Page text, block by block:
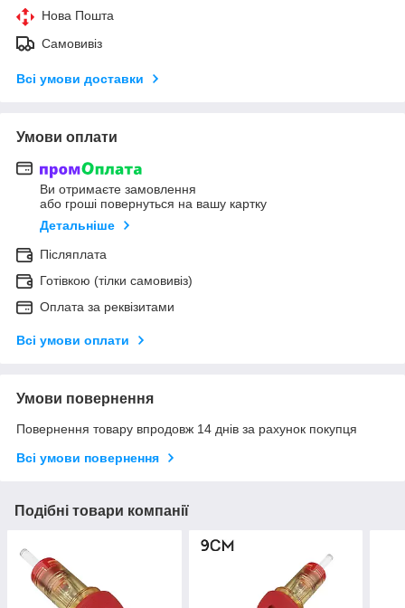
Нова Пошта
Самовивіз
Всі умови доставки
Умови оплати
Ви отримаєте замовлення
або гроші повернуться на вашу картку
Детальніше
Післяплата
Готівкою (тілки самовивіз)
Оплата за реквізитами
Всі умови оплати
Умови повернення
Повернення товару впродовж 14 днів за рахунок покупця
Всі умови повернення
Подібні товари компанії